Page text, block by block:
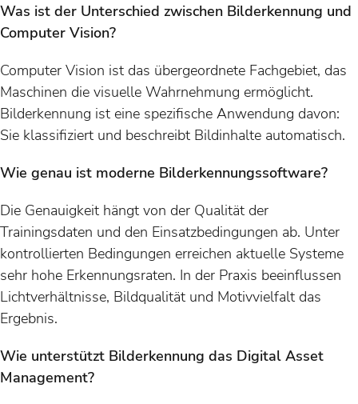
Was ist der Unterschied zwischen Bilderkennung und
Computer Vision?
Computer Vision ist das übergeordnete Fachgebiet, das
Maschinen die visuelle Wahrnehmung ermöglicht.
Bilderkennung ist eine spezifische Anwendung davon:
Sie klassifiziert und beschreibt Bildinhalte automatisch.
Wie genau ist moderne Bilderkennungssoftware?
Die Genauigkeit hängt von der Qualität der
Trainingsdaten und den Einsatzbedingungen ab. Unter
kontrollierten Bedingungen erreichen aktuelle Systeme
sehr hohe Erkennungsraten. In der Praxis beeinflussen
Lichtverhältnisse, Bildqualität und Motivvielfalt das
Ergebnis.
Wie unterstützt Bilderkennung das Digital Asset
Management?